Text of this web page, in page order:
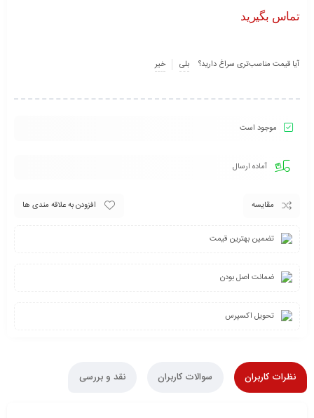
تماس بگیرید
آیا قیمت مناسب‌تری سراغ دارید؟ بلی خیر
موجود است
آماده ارسال
مقایسه افزودن به علاقه مندی ها
تضمین بهترین قیمت
ضمانت اصل بودن
تحویل اکسپرس
نظرات کاربران سوالات کاربران نقد و بررسی